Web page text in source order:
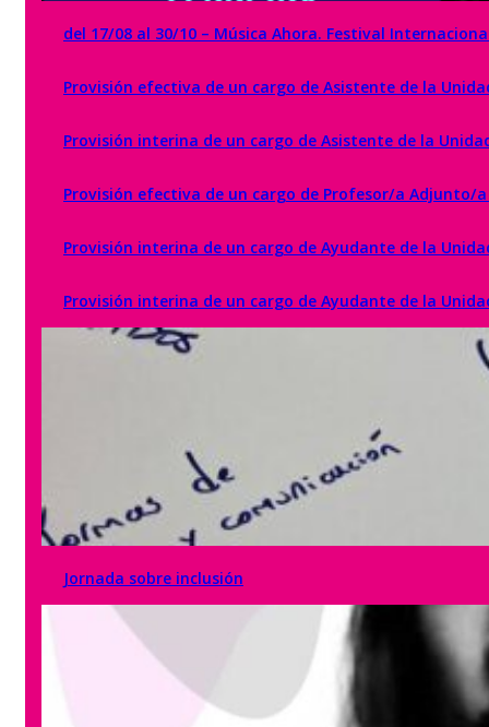
del 17/08 al 30/10 – Música Ahora. Festival
Provisión efectiva de un cargo de Asistente de la
Provisión interina de un cargo de Asistente de la
Provisión efectiva de un cargo de Profesor/a Adjunto/a
Provisión interina de un cargo de Ayudante de la
Provisión interina de un cargo de Ayudante de la
Jornada sobre inclusión